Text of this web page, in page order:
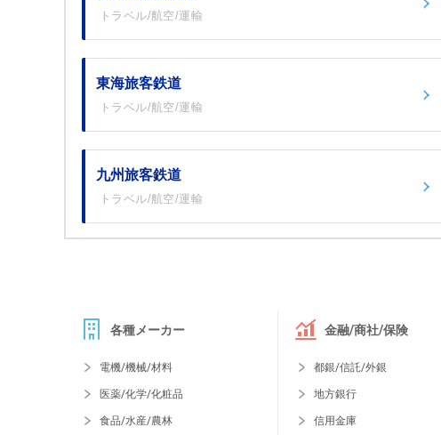
トラベル/航空/運輸
東海旅客鉄道
トラベル/航空/運輸
九州旅客鉄道
トラベル/航空/運輸
各種メーカー
電機/機械/材料
医薬/化学/化粧品
食品/水産/農林
金融/商社/保険
都銀/信託/外銀
地方銀行
信用金庫